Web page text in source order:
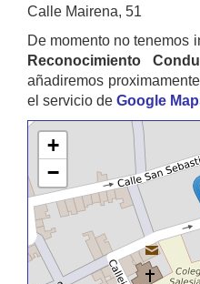
Calle Mairena, 51
De momento no tenemos
Reconocimiento
añadiremos
el servicio de Google
+
−